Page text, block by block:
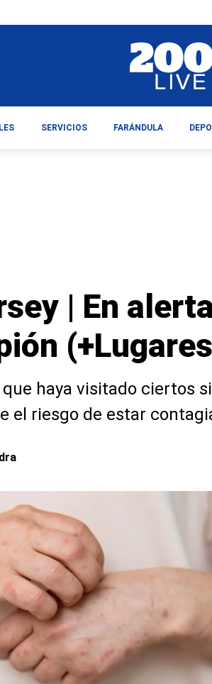
| En
haya visitado ciertos
el riesgo de estar
SERVICIOS FARÁNDULA